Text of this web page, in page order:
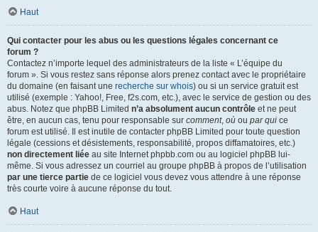
Haut
Qui contacter pour les abus ou les questions légales concernant ce
forum ?
Contactez n’importe lequel des administrateurs de la liste « L’équipe du
forum ». Si vous restez sans réponse alors prenez contact avec le propriétaire
du domaine (en faisant une recherche sur whois) ou si un service gratuit est
utilisé (exemple : Yahoo!, Free, f2s.com, etc.), avec le service de gestion ou des
abus. Notez que phpBB Limited n’a absolument aucun contrôle et ne peut
être, en aucun cas, tenu pour responsable sur comment, où ou par qui ce
forum est utilisé. Il est inutile de contacter phpBB Limited pour toute question
légale (cessions et désistements, responsabilité, propos diffamatoires, etc.)
non directement liée au site Internet phpbb.com ou au logiciel phpBB lui-
même. Si vous adressez un courriel au groupe phpBB à propos de l’utilisation
par une tierce partie de ce logiciel vous devez vous attendre à une réponse
très courte voire à aucune réponse du tout.
Haut